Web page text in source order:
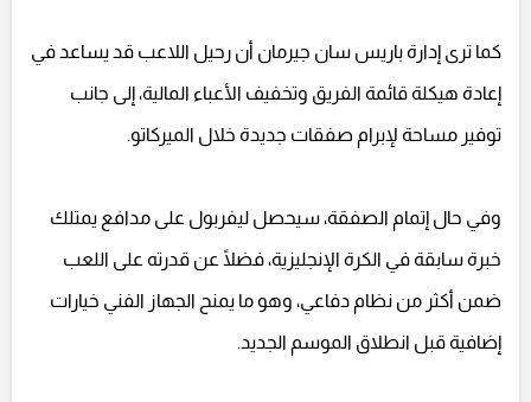
كما ترى إدارة باريس سان جيرمان أن رحيل اللاعب قد يساعد في
إعادة هيكلة قائمة الفريق وتخفيف الأعباء المالية، إلى جانب
توفير مساحة لإبرام صفقات جديدة خلال الميركاتو.
وفي حال إتمام الصفقة، سيحصل ليفربول على مدافع يمتلك
خبرة سابقة في الكرة الإنجليزية، فضلًا عن قدرته على اللعب
ضمن أكثر من نظام دفاعي، وهو ما يمنح الجهاز الفني خيارات
إضافية قبل انطلاق الموسم الجديد.